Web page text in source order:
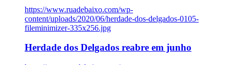
https://www.ruadebaixo.com/wp-
content/uploads/2020/06/herdade-dos-delgados-0105-
fileminimizer-335x256.jpg
Herdade dos Delgados reabre em junho